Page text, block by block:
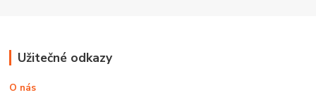
Užitečné odkazy
O nás